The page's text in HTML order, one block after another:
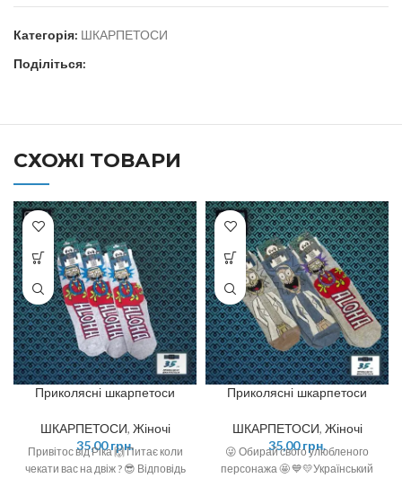
Категорія: ШКАРПЕТОСИ
Поділіться:
СХОЖІ ТОВАРИ
Приколясні шкарпетоси
ШКАРПЕТОСИ, Жіночі
35,00грн.
Привітос від Ріка 🙌 Питає коли
чекати вас на двіж ? 😎 Відповідь
Приколясні шкарпетоси
ШКАРПЕТОСИ, Жіночі
35,00грн.
😜 Обирай свого улюбленого
персонажа 🤩 💙💛Український